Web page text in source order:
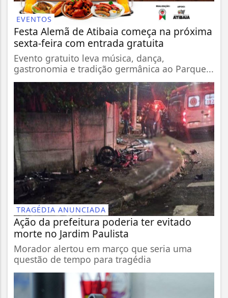
EVENTOS
Festa Alemã de Atibaia começa na próxima
sexta-feira com entrada gratuita
Evento gratuito leva música, dança,
gastronomia e tradição germânica ao Parque...
TRAGÉDIA ANUNCIADA
Ação da prefeitura poderia ter evitado
morte no Jardim Paulista
Morador alertou em março que seria uma
questão de tempo para tragédia